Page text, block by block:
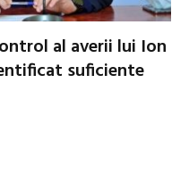
al averii lui Ion
suficiente